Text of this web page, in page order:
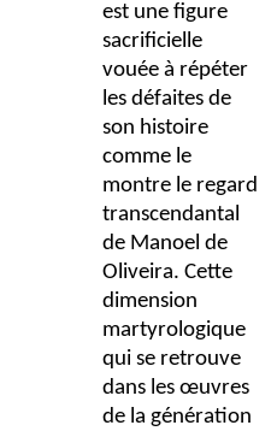
est une figure
sacrificielle
vouée à répéter
les défaites de
son histoire
comme le
montre le regard
transcendantal
de Manoel de
Oliveira. Cette
dimension
martyrologique
qui se retrouve
dans les œuvres
de la génération